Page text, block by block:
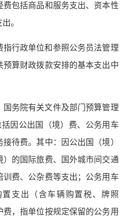
费包括商品和服务支出、资本性
。
指行政单位和参照公务员法管理
预算财政拨款安排的基本支出中
国务院有关文件及部门预算管理
括因公出国（境）费、公务用车
待费。其中：因公出国（境）
）的国际旅费、国外城市间交通
训费、公杂费等支出；公务用车
支出（含车辆购置税、牌照
，指单位按规定保留的公务用